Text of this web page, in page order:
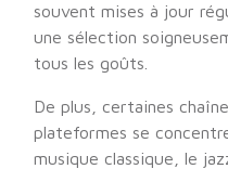
souvent mises à jour
une sélection
tous les goûts.
De plus, certaines
plateformes se
musique classique, le